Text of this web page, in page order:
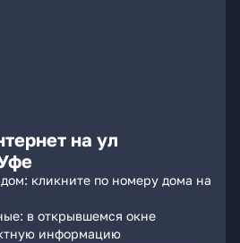
на ул
кликните по номеру дома на
в открывшемся окне
информацию